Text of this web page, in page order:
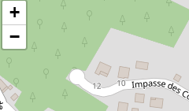
+
−